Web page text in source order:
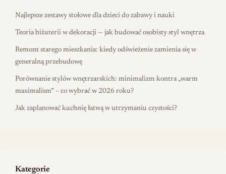
Najlepsze zestawy stołowe dla dzieci do zabawy i nauki
Teoria biżuterii w dekoracji — jak budować osobisty styl wnętrza
Remont starego mieszkania: kiedy odświeżenie zamienia się w
generalną przebudowę
Porównanie stylów wnętrzarskich: minimalizm kontra „warm
maximalism” – co wybrać w 2026 roku?
Jak zaplanować kuchnię łatwą w utrzymaniu czystości?
Kategorie